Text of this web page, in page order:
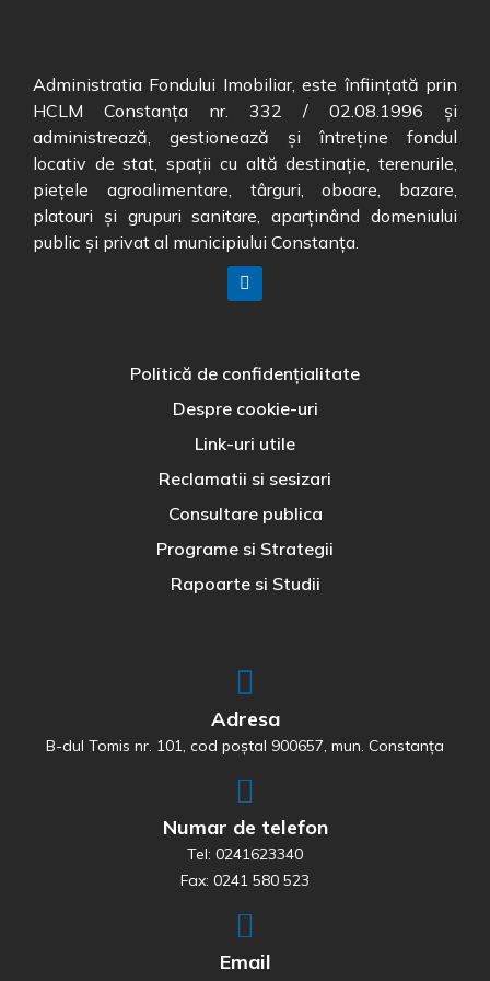
Administratia Fondului Imobiliar, este înființată prin
HCLM Constanța nr. 332 / 02.08.1996 și
administrează, gestionează și întreține fondul
locativ de stat, spații cu altă destinație, terenurile,
piețele agroalimentare, târguri, oboare, bazare,
platouri și grupuri sanitare, aparținând domeniului
public și privat al municipiului Constanța.
Politică de confidențialitate
Despre cookie-uri
Link-uri utile
Reclamatii si sesizari
Consultare publica
Programe si Strategii
Rapoarte si Studii
Adresa
B-dul Tomis nr. 101, cod poștal 900657, mun. Constanța
Numar de telefon
Tel: 0241623340
Fax: 0241 580 523
Email